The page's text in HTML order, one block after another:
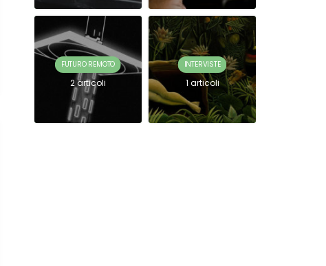
FUTURO REMOTO
2 articoli
INTERVISTE
1 articoli